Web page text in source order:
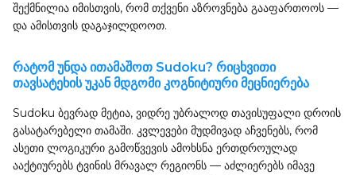
შექმნილია იმისთვის, რომ თქვენი აზროვნება გააფართოოს —
და ამისთვის დაგაჯილდოოთ.
რატომ უნდა ითამაშოთ Sudoku? რიცხვითი
თავსატეხის უკან მდგომი კოგნიტიური მეცნიერება
Sudoku ბევრად მეტია, ვიდრე უბრალოდ თავისუფალი დროის
გასატარებელი თამაში. კვლევები მუდმივად აჩვენებს, რომ
ასეთი ლოგიკური გამოწვევის ამოხსნა ერთდროულად
ააქტიურებს ტვინის მრავალ რეგიონს — აძლიერებს იმავე